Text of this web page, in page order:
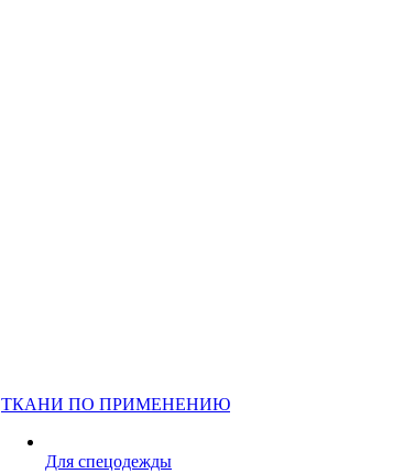
ТКАНИ ПО ПРИМЕНЕНИЮ
Для спецодежды